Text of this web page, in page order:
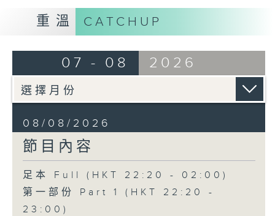
重溫 CATCHUP
07 - 08 2026
08/08/2026
節目內容
足本 Full (HKT 22:20 - 02:00)
第一部份 Part 1 (HKT 22:20 -
23:00)